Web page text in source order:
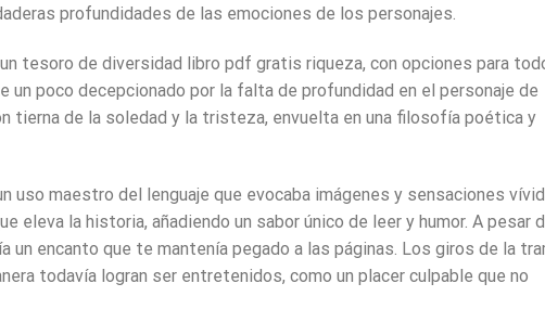
profundidades de las emociones de los personajes.
tesoro de diversidad libro pdf gratis riqueza, con opciones para
poco decepcionado por la falta de profundidad en el personaje de
tierna de la soledad y la tristeza, envuelta en una filosofía poética y
uso maestro del lenguaje que evocaba imágenes y sensaciones
eleva la historia, añadiendo un sabor único de leer y humor. A pesar
un encanto que te mantenía pegado a las páginas. Los giros de la
todavía logran ser entretenidos, como un placer culpable que no